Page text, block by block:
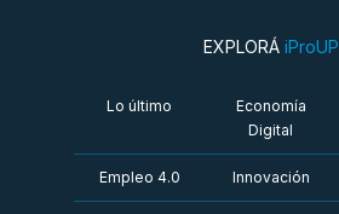
EXPLORÁ iProUP
Lo último
Economía
Digital
Empleo 4.0 Innovación